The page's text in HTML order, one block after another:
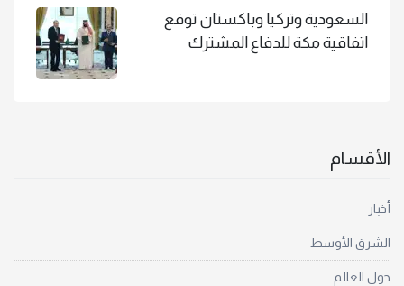
السعودية وتركيا وباكستان توقع
اتفاقية مكة للدفاع المشترك
الأقسام
أخبار
الشرق الأوسط
حول العالم